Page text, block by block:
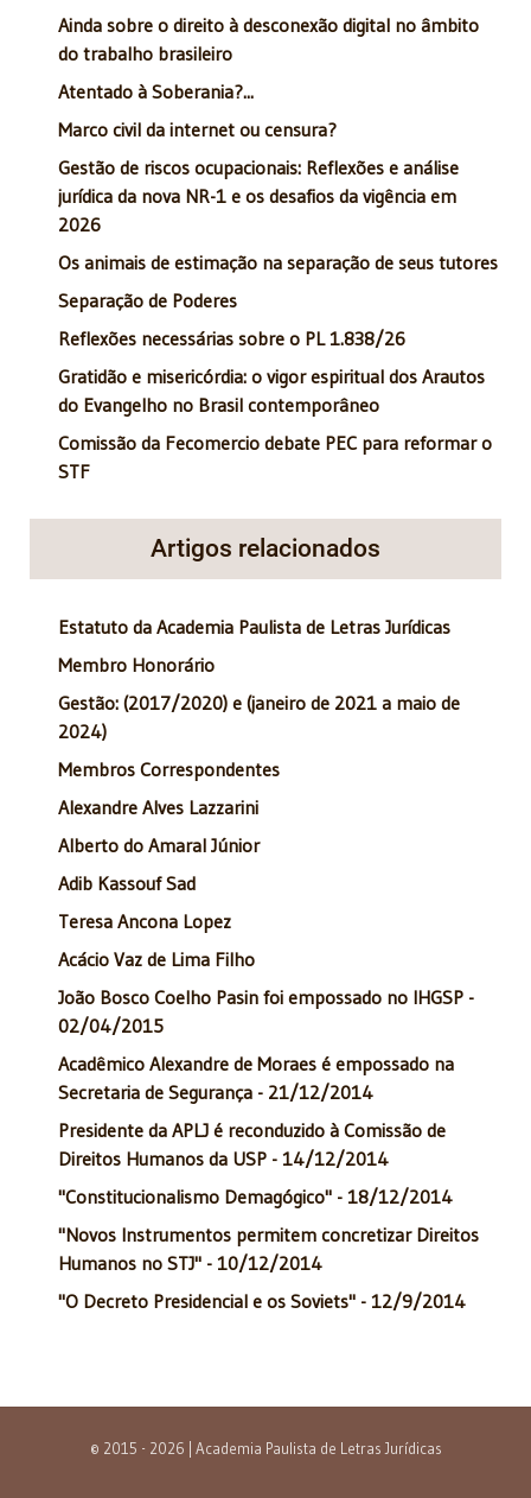
Ainda sobre o direito à desconexão digital no âmbito
do trabalho brasileiro
Atentado à Soberania?...
Marco civil da internet ou censura?
Gestão de riscos ocupacionais: Reflexões e análise
jurídica da nova NR-1 e os desafios da vigência em
2026
Os animais de estimação na separação de seus tutores
Separação de Poderes
Reflexões necessárias sobre o PL 1.838/26
Gratidão e misericórdia: o vigor espiritual dos Arautos
do Evangelho no Brasil contemporâneo
Comissão da Fecomercio debate PEC para reformar o
STF
Artigos relacionados
Estatuto da Academia Paulista de Letras Jurídicas
Membro Honorário
Gestão: (2017/2020) e (janeiro de 2021 a maio de
2024)
Membros Correspondentes
Alexandre Alves Lazzarini
Alberto do Amaral Júnior
Adib Kassouf Sad
Teresa Ancona Lopez
Acácio Vaz de Lima Filho
João Bosco Coelho Pasin foi empossado no IHGSP -
02/04/2015
Acadêmico Alexandre de Moraes é empossado na
Secretaria de Segurança - 21/12/2014
Presidente da APLJ é reconduzido à Comissão de
Direitos Humanos da USP - 14/12/2014
"Constitucionalismo Demagógico" - 18/12/2014
"Novos Instrumentos permitem concretizar Direitos
Humanos no STJ" - 10/12/2014
"O Decreto Presidencial e os Soviets" - 12/9/2014
© 2015 - 2026 | Academia Paulista de Letras Jurídicas